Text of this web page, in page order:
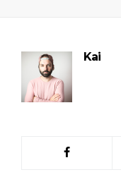
Kai